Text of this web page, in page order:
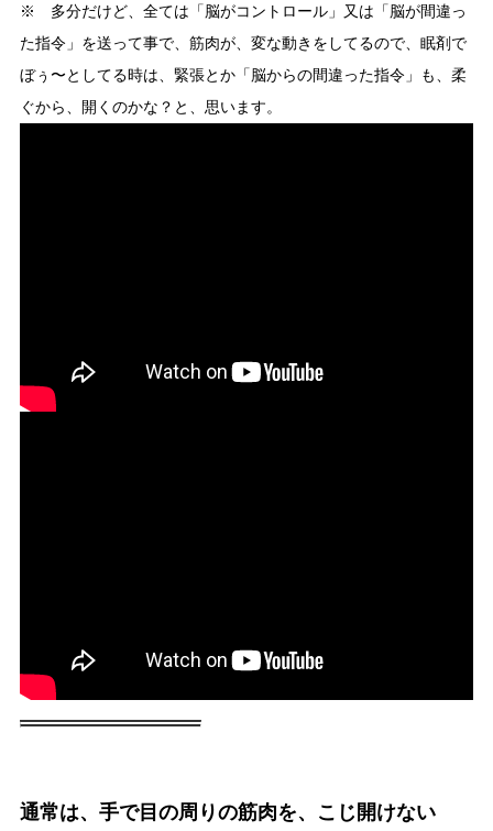
※ 多分だけど、全ては「脳がコントロール」又は「脳が間違っ
た指令」を送って事で、筋肉が、変な動きをしてるので、眠剤で
ぼぅ〜としてる時は、緊張とか「脳からの間違った指令」も、柔
ぐから、開くのかな？と、思います。
通常は、手で目の周りの筋肉を、こじ開けない